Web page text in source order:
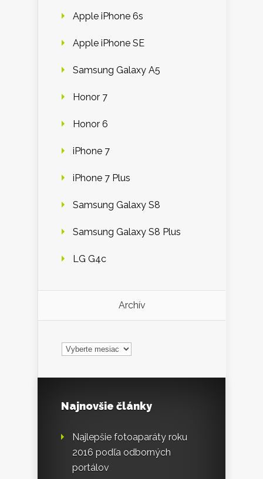
Apple iPhone 6s
Apple iPhone SE
Samsung Galaxy A5
Honor 7
Honor 6
iPhone 7
iPhone 7 Plus
Samsung Galaxy S8
Samsung Galaxy S8 Plus
LG G4c
Archív
Archív
Najnovšie články
Najlepšie fotoaparáty roku
2016 podľa odborných
portálov